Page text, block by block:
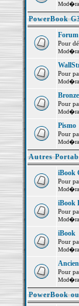
PowerBook
Forum
Pour
Pour
Pour
Pismo
Pour
Autres
iBook
Pour
iBook
Pour
iBook
Pour
Pour
PowerBook